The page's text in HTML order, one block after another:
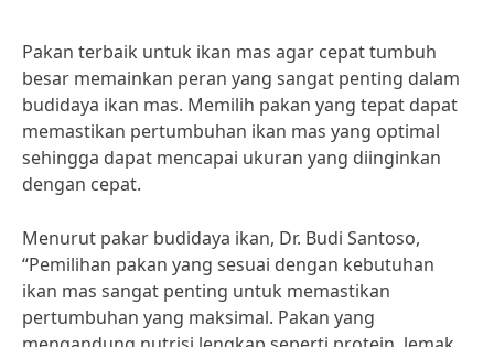
Pakan terbaik untuk ikan mas agar cepat tumbuh
besar memainkan peran yang sangat penting dalam
budidaya ikan mas. Memilih pakan yang tepat dapat
memastikan pertumbuhan ikan mas yang optimal
sehingga dapat mencapai ukuran yang diinginkan
dengan cepat.
Menurut pakar budidaya ikan, Dr. Budi Santoso,
“Pemilihan pakan yang sesuai dengan kebutuhan
ikan mas sangat penting untuk memastikan
pertumbuhan yang maksimal. Pakan yang